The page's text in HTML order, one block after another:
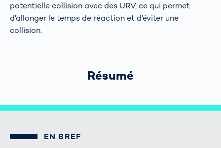
potentielle collision avec des URV, ce qui permet
d'allonger le temps de réaction et d'éviter une
collision.
Résumé
EN BREF